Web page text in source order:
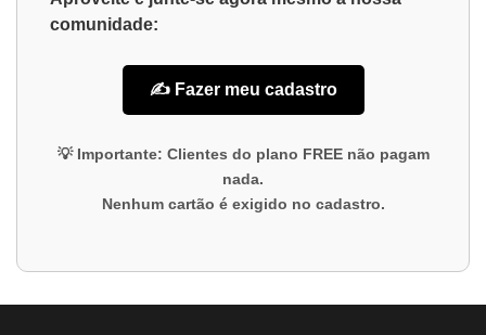
comunidade:
✍️ Fazer meu cadastro
💡 Importante: Clientes do plano FREEnão pagam
nada.
Nenhum cartão é exigido no cadastro.